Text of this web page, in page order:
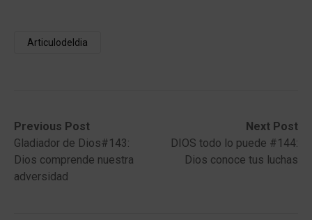
Articulodeldia
Post
navigation
Previous Post
Previous
post:Gladiador de Dios#143:
Dios comprende nuestra
adversidad
Next Post
Next
post:
DIOS todo lo puede #144:
Dios conoce tus luchas